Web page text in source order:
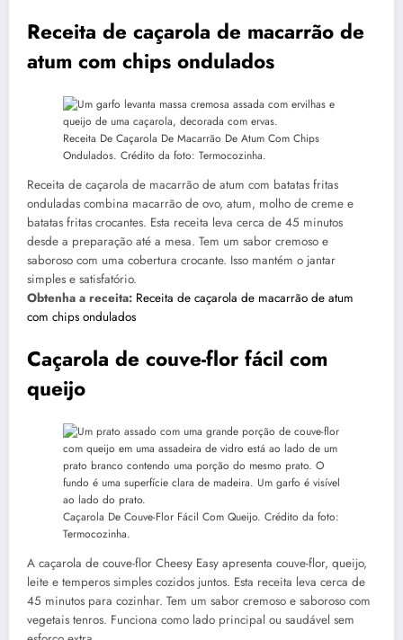
Receita de caçarola de macarrão de
atum com chips ondulados
Receita De Caçarola De Macarrão De Atum Com Chips
Ondulados. Crédito da foto: Termocozinha.
Receita de caçarola de macarrão de atum com batatas fritas
onduladas combina macarrão de ovo, atum, molho de creme e
batatas fritas crocantes. Esta receita leva cerca de 45 minutos
desde a preparação até a mesa. Tem um sabor cremoso e
saboroso com uma cobertura crocante. Isso mantém o jantar
simples e satisfatório.
Obtenha a receita: Receita de caçarola de macarrão de atum
com chips ondulados
Caçarola de couve-flor fácil com
queijo
Caçarola De Couve-Flor Fácil Com Queijo. Crédito da foto:
Termocozinha.
A caçarola de couve-flor Cheesy Easy apresenta couve-flor, queijo,
leite e temperos simples cozidos juntos. Esta receita leva cerca de
45 minutos para cozinhar. Tem um sabor cremoso e saboroso com
vegetais tenros. Funciona como lado principal ou saudável sem